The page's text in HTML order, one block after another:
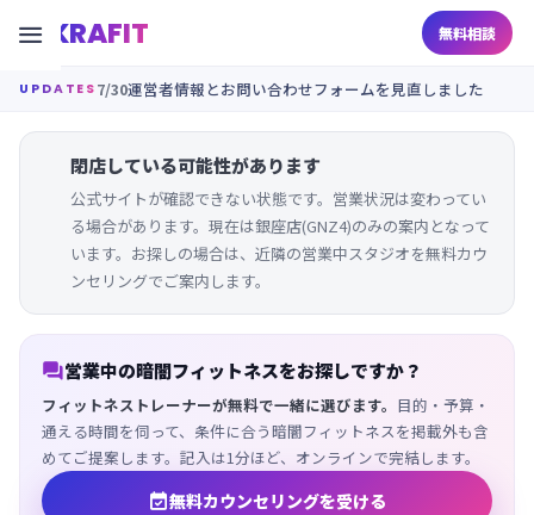
KRAFIT 無料相談

UPDATES 7/30運営者情報とお問い合わせフォームを見直しました
閉店している可能性があります
公式サイトが確認できない状態です。営業状況は変わってい
る場合があります。現在は銀座店(GNZ4)のみの案内となって
います。お探しの場合は、近隣の営業中スタジオを無料カウ
ンセリングでご案内します。
営業中の暗闇フィットネスをお探しですか？
フィットネストレーナーが無料で一緒に選びます。 目的・予算・
通える時間を伺って、条件に合う暗闇フィットネスを掲載外も含
めてご提案します。記入は1分ほど、オンラインで完結します。
無料カウンセリングを受ける